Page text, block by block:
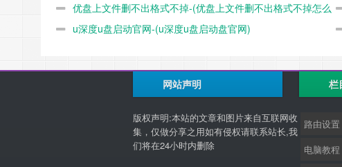
优盘上文件删不出格式不掉-(优盘上文件删不出格式不掉怎么
办) u深度u盘启动官网-(u深度u盘启动盘官网)
网站声明
版权声明:本站的文章和图片来自互联网收
集，仅做分享之用如有侵权请联系站长,我
们将在24小时内删除
栏
路由设置
电脑教程